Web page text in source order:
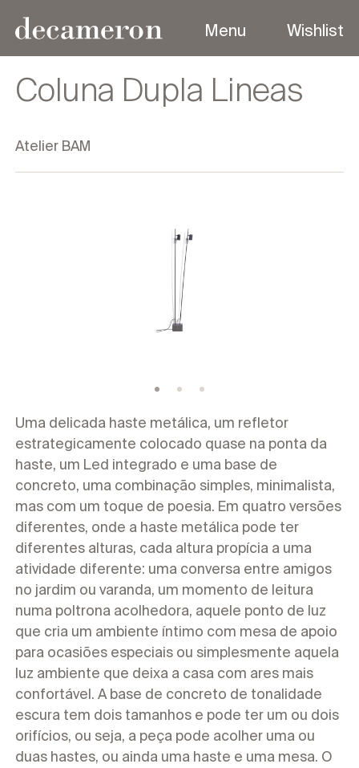
Menu Wishlist
Menu
Coluna Dupla Lineas
Atelier BAM
Uma delicada haste metálica, um refletor
estrategicamente colocado quase na ponta da
haste, um Led integrado e uma base de
concreto, uma combinação simples, minimalista,
mas com um toque de poesia. Em quatro versões
diferentes, onde a haste metálica pode ter
diferentes alturas, cada altura propícia a uma
atividade diferente: uma conversa entre amigos
no jardim ou varanda, um momento de leitura
numa poltrona acolhedora, aquele ponto de luz
que cria um ambiente íntimo com mesa de apoio
para ocasiões especiais ou simplesmente aquela
luz ambiente que deixa a casa com ares mais
confortável. A base de concreto de tonalidade
escura tem dois tamanhos e pode ter um ou dois
orifícios, ou seja, a peça pode acolher uma ou
duas hastes, ou ainda uma haste e uma mesa. O